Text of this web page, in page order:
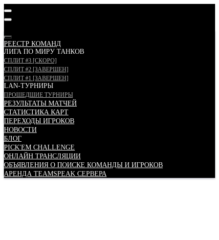
РЕЕСТР КОМАНД
ЛИГА ПО МИРУ ТАНКОВ
СПЛИТ #3 [СКОРО]
СПЛИТ #2 [ЗАВЕРШЕН]
СПЛИТ #1 [ЗАВЕРШЕН]
LAN-ТУРНИРЫ
ПРОШЕДШИЕ ТУРНИРЫ
РЕЗУЛЬТАТЫ МАТЧЕЙ
СТАТИСТИКА КАРТ
ПЕРЕХОДЫ ИГРОКОВ
НОВОСТИ
БЛОГ
PICK'EM CHALLENGE
ОНЛАЙН ТРАНСЛЯЦИИ
ОБЪЯВЛЕНИЯ О ПОИСКЕ КОМАНДЫ И ИГРОКОВ
АРЕНДА TEAMSPEAK СЕРВЕРА